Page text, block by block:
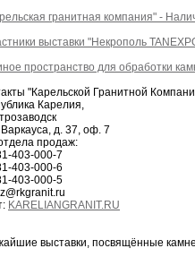
гранитная компания" -
выставки "Некрополь
пространство для обработки
"Карельской Гранитной
Карелия,
д. 37, оф. 7
продаж:
403-000-7
403-000-6
403-000-5
KARELIANGRANIT.RU
выставки, посвящённые